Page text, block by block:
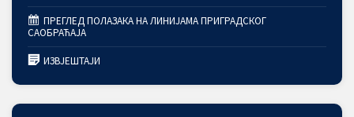
ПРЕГЛЕД ПОЛАЗАКА НА ЛИНИЈАМА ПРИГРАДСКОГ
САОБРАЋАЈА
ИЗВЈЕШТАЈИ